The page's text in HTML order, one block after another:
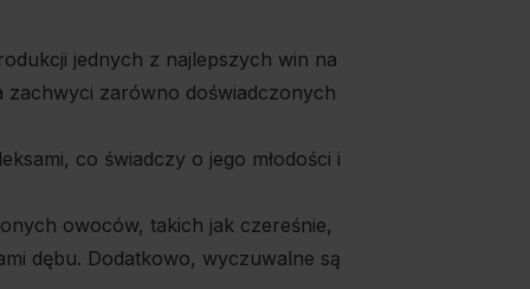
jednych z najlepszych win na
zachwyci zarówno doświadczonych
co świadczy o jego młodości i
owoców, takich jak czereśnie,
dębu. Dodatkowo, wyczuwalne są